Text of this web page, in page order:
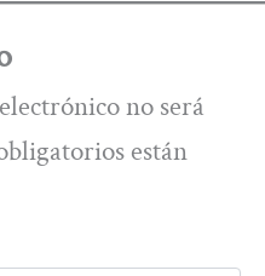
no será
están